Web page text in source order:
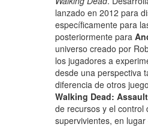
lanzado en 2012 para
específicamente para
posteriormente para
universo creado por
los jugadores a
desde una perspectiva
diferencia de otros
Walking Dead: Assault
de recursos y el control
supervivientes, en